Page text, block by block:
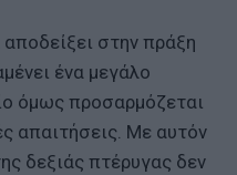
στην πράξη
ένα μεγάλο
όμως προσαρμόζεται
απαιτήσεις. Με αυτόν
δεξιάς πτέρυγας δεν